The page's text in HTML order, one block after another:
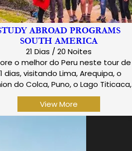
ABROAD PROGRAMS
SOUTH AMERICA
21 Dias / 20 Noites
o melhor do Peru neste tour de
dias, visitando Lima, Arequipa, o
do Colca, Puno, o Lago Titicaca,
…
View More